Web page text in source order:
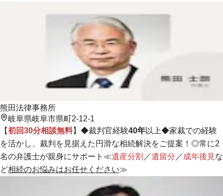
熊田法律事務所
岐阜県岐阜市県町2-12-1
【初回30分相談無料】◆裁判官経験40年以上◆家裁での経験
を活かし、裁判を見据えた円滑な相続解決をご提案！◎常に2
名の弁護士が親身にサポート ≪遺産分割 ／遺留分 ／ 成年後見な
ど相続のお悩みはお任せください≫